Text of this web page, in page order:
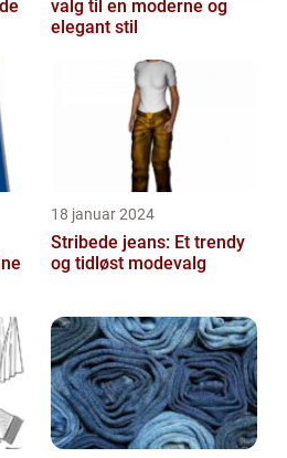
valg til en moderne og
elegant stil
18 januar 2024
Stribede jeans: Et trendy
og tidløst modevalg